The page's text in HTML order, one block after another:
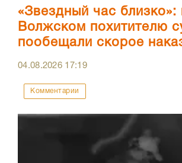
«Звездный час близко»:
Волжском похитителю
пообещали скорое
04.08.2026 17:19
Комментарии